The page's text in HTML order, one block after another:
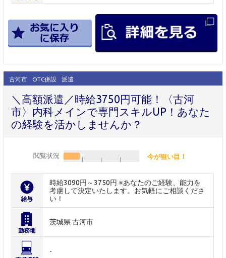
古河市 OTC併設 派遣
＼高額派遣／時給3750円可能！〈古河
市〉内科メインで専門スキルUP！あなた
の経験を活かしませんか？
閲覧状況 今が狙い目！
時給3090円～3750円 ※あなたのご経験、能力を
考慮して決定いたします。お気軽にご相談くださ
い！
茨城県 古河市
-